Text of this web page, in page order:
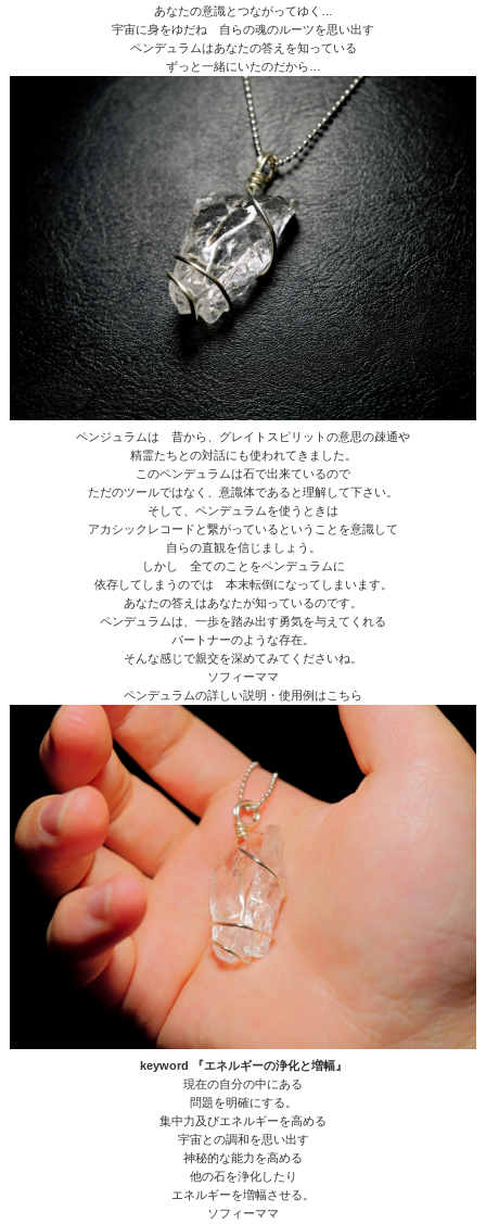
あなたの意識とつながってゆく…
宇宙に身をゆだね 自らの魂のルーツを思い出す
ペンデュラムはあなたの答えを知っている
ずっと一緒にいたのだから…
ペンジュラムは 昔から、グレイトスピリットの意思の疎通や
精霊たちとの対話にも使われてきました。
このペンデュラムは石で出来ているので
ただのツールではなく、意識体であると理解して下さい。
そして、ペンデュラムを使うときは
アカシックレコードと繋がっているということを意識して
自らの直観を信じましょう。
しかし 全てのことをペンデュラムに
依存してしまうのでは 本末転倒になってしまいます。
あなたの答えはあなたが知っているのです。
ペンデュラムは、一歩を踏み出す勇気を与えてくれる
パートナーのような存在。
そんな感じで親交を深めてみてくださいね。
ソフィーママ
ペンデュラムの詳しい説明・使用例はこちら
keyword 『エネルギーの浄化と増幅』
現在の自分の中にある
問題を明確にする。
集中力及びエネルギーを高める
宇宙との調和を思い出す
神秘的な能力を高める
他の石を浄化したり
エネルギーを増幅させる。
ソフィーママ